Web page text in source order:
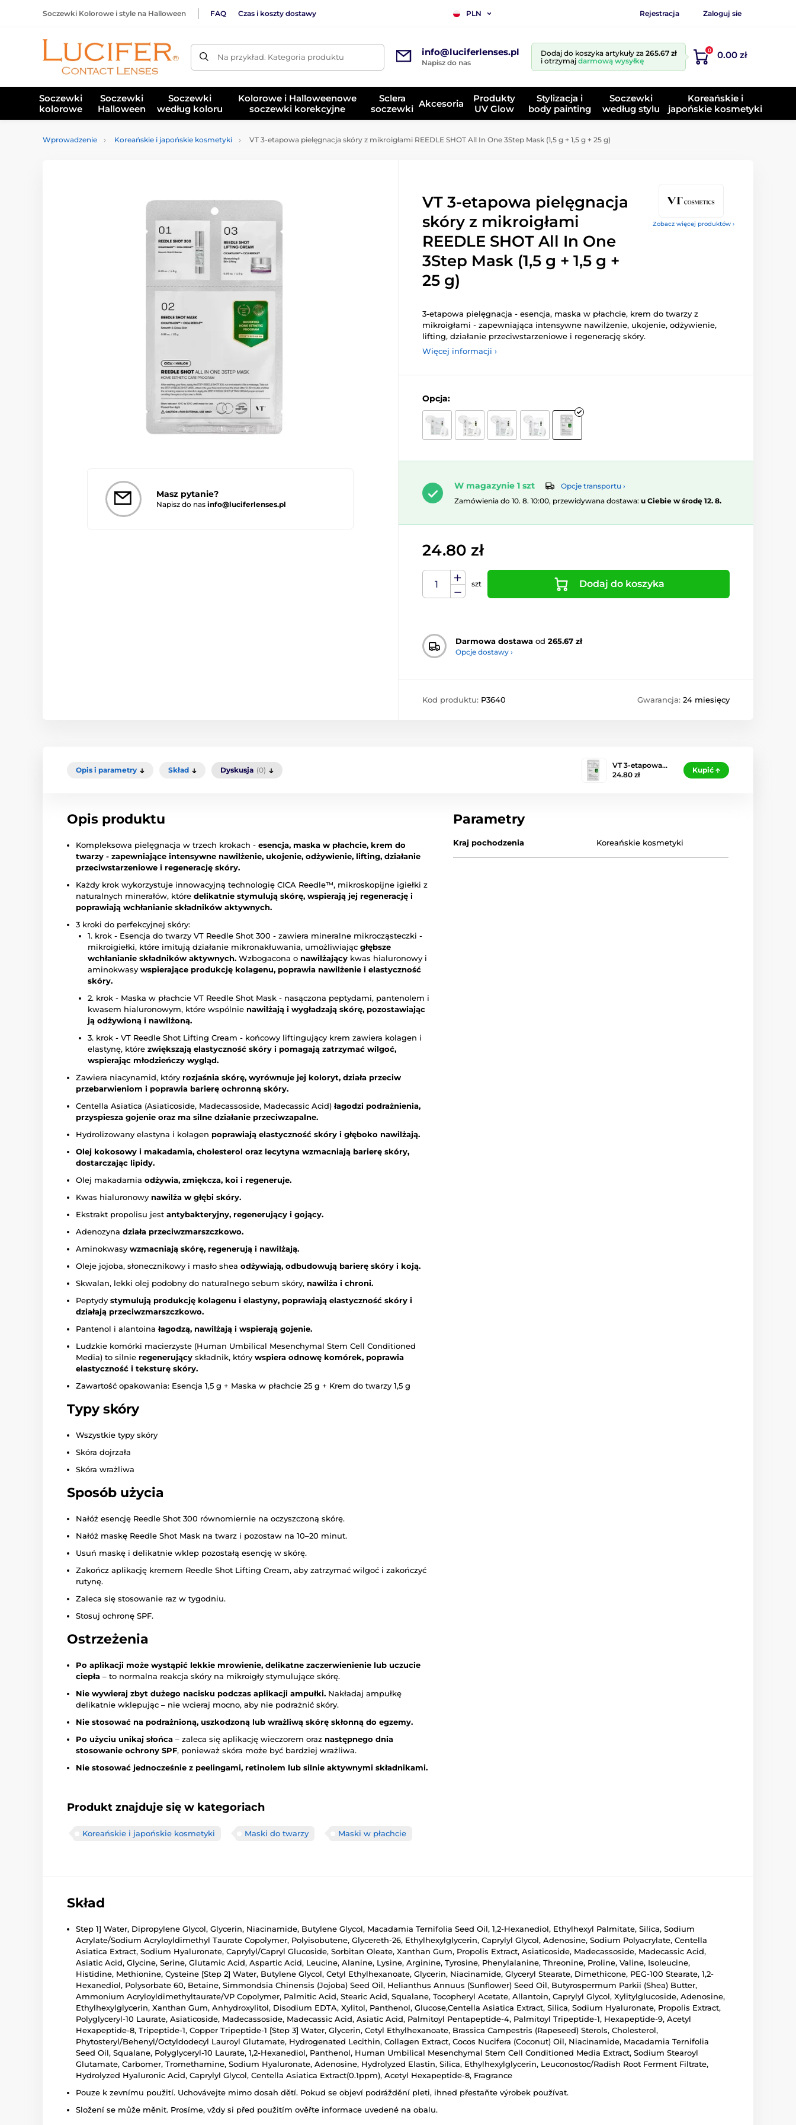
Soczewki Kolorowe i style na Halloween FAQ Czas i koszty dostawy PLN Rejestracja Zaloguj sie
Na przykład. Kategoria produktu info@luciferlenses.pl
Napisz do nas
Dodaj do koszyka artykuły za 265.67 zł
i otrzymaj darmową wysyłkę
0 0.00 zł
Soczewki
kolorowe
Soczewki
Halloween
Soczewki
według koloru
Kolorowe i Halloweenowe
soczewki korekcyjne
Sclera
soczewki Akcesoria
Produkty
UV Glow
Stylizacja i
body painting
Soczewki
według stylu
Koreańskie i
japońskie kosmetyki
Wprowadzenie Koreańskie i japońskie kosmetyki VT 3-etapowa pielęgnacja skóry z mikroigłami REEDLE SHOT All In One 3Step Mask (1,5 g + 1,5 g + 25 g)
Zobacz więcej produktów ›
Masz pytanie?
Napisz do nas info@luciferlenses.pl
VT 3-etapowa pielęgnacja
skóry z mikroigłami
REEDLE SHOT All In One
3Step Mask (1,5 g + 1,5 g +
25 g)
3-etapowa pielęgnacja - esencja, maska w płachcie, krem do twarzy z
mikroigłami - zapewniająca intensywne nawilżenie, ukojenie, odżywienie,
lifting, działanie przeciwstarzeniowe i regenerację skóry.
Więcej informacji ›
Opcja:
W magazynie 1 szt
Opcje transportu ›
Zamówienia do 10. 8. 10:00, przewidywana dostawa: u Ciebie w środę 12. 8.
24.80 zł
szt Dodaj do koszyka
Darmowa dostawa od 265.67 zł
Opcje dostawy ›
Kod produktu: P3640 Gwarancja: 24 miesięcy
Opis i parametry Skład Dyskusja (0)
VT 3-etapowa…
24.80 zł
Kupić
Opis produktu
Kompleksowa pielęgnacja w trzech krokach - esencja, maska w płachcie, krem do
twarzy - zapewniające intensywne nawilżenie, ukojenie, odżywienie, lifting, działanie
przeciwstarzeniowe i regenerację skóry.
Każdy krok wykorzystuje innowacyjną technologię CICA Reedle™, mikroskopijne igiełki z
naturalnych minerałów, które delikatnie stymulują skórę, wspierają jej regenerację i
poprawiają wchłanianie składników aktywnych.
3 kroki do perfekcyjnej skóry:
1. krok - Esencja do twarzy VT Reedle Shot 300 - zawiera mineralne mikrocząsteczki -
mikroigiełki, które imitują działanie mikronakłuwania, umożliwiając głębsze
wchłanianie składników aktywnych. Wzbogacona o nawilżający kwas hialuronowy i
aminokwasy wspierające produkcję kolagenu, poprawia nawilżenie i elastyczność
skóry.
2. krok - Maska w płachcie VT Reedle Shot Mask - nasączona peptydami, pantenolem i
kwasem hialuronowym, które wspólnie nawilżają i wygładzają skórę, pozostawiając
ją odżywioną i nawilżoną.
3. krok - VT Reedle Shot Lifting Cream - końcowy liftingujący krem zawiera kolagen i
elastynę, które zwiększają elastyczność skóry i pomagają zatrzymać wilgoć,
wspierając młodzieńczy wygląd.
Zawiera niacynamid, który rozjaśnia skórę, wyrównuje jej koloryt, działa przeciw
przebarwieniom i poprawia barierę ochronną skóry.
Centella Asiatica (Asiaticoside, Madecassoside, Madecassic Acid) łagodzi podrażnienia,
przyspiesza gojenie oraz ma silne działanie przeciwzapalne.
Hydrolizowany elastyna i kolagen poprawiają elastyczność skóry i głęboko nawilżają.
Olej kokosowy i makadamia, cholesterol oraz lecytyna wzmacniają barierę skóry,
dostarczając lipidy.
Olej makadamia odżywia, zmiękcza, koi i regeneruje.
Kwas hialuronowy nawilża w głębi skóry.
Ekstrakt propolisu jest antybakteryjny, regenerujący i gojący.
Adenozyna działa przeciwzmarszczkowo.
Aminokwasy wzmacniają skórę, regenerują i nawilżają.
Oleje jojoba, słonecznikowy i masło shea odżywiają, odbudowują barierę skóry i koją.
Skwalan, lekki olej podobny do naturalnego sebum skóry, nawilża i chroni.
Peptydy stymulują produkcję kolagenu i elastyny, poprawiają elastyczność skóry i
działają przeciwzmarszczkowo.
Pantenol i alantoina łagodzą, nawilżają i wspierają gojenie.
Ludzkie komórki macierzyste (Human Umbilical Mesenchymal Stem Cell Conditioned
Media) to silnie regenerujący składnik, który wspiera odnowę komórek, poprawia
elastyczność i teksturę skóry.
Zawartość opakowania: Esencja 1,5 g + Maska w płachcie 25 g + Krem do twarzy 1,5 g
Typy skóry
Wszystkie typy skóry
Skóra dojrzała
Skóra wrażliwa
Sposób użycia
Nałóż esencję Reedle Shot 300 równomiernie na oczyszczoną skórę.
Nałóż maskę Reedle Shot Mask na twarz i pozostaw na 10–20 minut.
Usuń maskę i delikatnie wklep pozostałą esencję w skórę.
Zakończ aplikację kremem Reedle Shot Lifting Cream, aby zatrzymać wilgoć i zakończyć
rutynę.
Zaleca się stosowanie raz w tygodniu.
Stosuj ochronę SPF.
Ostrzeżenia
Po aplikacji może wystąpić lekkie mrowienie, delikatne zaczerwienienie lub uczucie
ciepła – to normalna reakcja skóry na mikroigły stymulujące skórę.
Nie wywieraj zbyt dużego nacisku podczas aplikacji ampułki. Nakładaj ampułkę
delikatnie wklepując – nie wcieraj mocno, aby nie podrażnić skóry.
Nie stosować na podrażnioną, uszkodzoną lub wrażliwą skórę skłonną do egzemy.
Po użyciu unikaj słońca – zaleca się aplikację wieczorem oraz następnego dnia
stosowanie ochrony SPF, ponieważ skóra może być bardziej wrażliwa.
Nie stosować jednocześnie z peelingami, retinolem lub silnie aktywnymi składnikami.
Produkt znajduje się w kategoriach
Koreańskie i japońskie kosmetyki Maski do twarzy Maski w płachcie
Parametry
Kraj pochodzenia Koreańskie kosmetyki
Skład
Step 1] Water, Dipropylene Glycol, Glycerin, Niacinamide, Butylene Glycol, Macadamia Ternifolia Seed Oil, 1,2-Hexanediol, Ethylhexyl Palmitate, Silica, Sodium
Acrylate/Sodium Acryloyldimethyl Taurate Copolymer, Polyisobutene, Glycereth-26, Ethylhexylglycerin, Caprylyl Glycol, Adenosine, Sodium Polyacrylate, Centella
Asiatica Extract, Sodium Hyaluronate, Caprylyl/Capryl Glucoside, Sorbitan Oleate, Xanthan Gum, Propolis Extract, Asiaticoside, Madecassoside, Madecassic Acid,
Asiatic Acid, Glycine, Serine, Glutamic Acid, Aspartic Acid, Leucine, Alanine, Lysine, Arginine, Tyrosine, Phenylalanine, Threonine, Proline, Valine, Isoleucine,
Histidine, Methionine, Cysteine [Step 2] Water, Butylene Glycol, Cetyl Ethylhexanoate, Glycerin, Niacinamide, Glyceryl Stearate, Dimethicone, PEG-100 Stearate, 1,2-
Hexanediol, Polysorbate 60, Betaine, Simmondsia Chinensis (Jojoba) Seed Oil, Helianthus Annuus (Sunflower) Seed Oil, Butyrospermum Parkii (Shea) Butter,
Ammonium Acryloyldimethyltaurate/VP Copolymer, Palmitic Acid, Stearic Acid, Squalane, Tocopheryl Acetate, Allantoin, Caprylyl Glycol, Xylitylglucoside, Adenosine,
Ethylhexylglycerin, Xanthan Gum, Anhydroxylitol, Disodium EDTA, Xylitol, Panthenol, Glucose,Centella Asiatica Extract, Silica, Sodium Hyaluronate, Propolis Extract,
Polyglyceryl-10 Laurate, Asiaticoside, Madecassoside, Madecassic Acid, Asiatic Acid, Palmitoyl Pentapeptide-4, Palmitoyl Tripeptide-1, Hexapeptide-9, Acetyl
Hexapeptide-8, Tripeptide-1, Copper Tripeptide-1 [Step 3] Water, Glycerin, Cetyl Ethylhexanoate, Brassica Campestris (Rapeseed) Sterols, Cholesterol,
Phytosteryl/Behenyl/Octyldodecyl Lauroyl Glutamate, Hydrogenated Lecithin, Collagen Extract, Cocos Nucifera (Coconut) Oil, Niacinamide, Macadamia Ternifolia
Seed Oil, Squalane, Polyglyceryl-10 Laurate, 1,2-Hexanediol, Panthenol, Human Umbilical Mesenchymal Stem Cell Conditioned Media Extract, Sodium Stearoyl
Glutamate, Carbomer, Tromethamine, Sodium Hyaluronate, Adenosine, Hydrolyzed Elastin, Silica, Ethylhexylglycerin, Leuconostoc/Radish Root Ferment Filtrate,
Hydrolyzed Hyaluronic Acid, Caprylyl Glycol, Centella Asiatica Extract(0.1ppm), Acetyl Hexapeptide-8, Fragrance
Pouze k zevnímu použití. Uchovávejte mimo dosah dětí. Pokud se objeví podráždění pleti, ihned přestaňte výrobek používat.
Složení se může měnit. Prosíme, vždy si před použitím ověřte informace uvedené na obalu.